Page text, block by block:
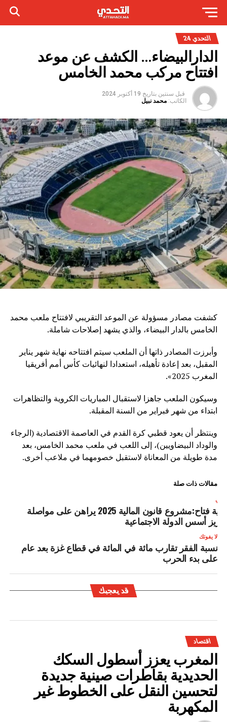
التحدي 24
الدارالبيضاء… الكشف عن موعد
افتتاح مركب محمد الخامس
قبل سنتين بتاريخ 19 أكتوبر 2024
الكاتب: محمد نبيل
كشفت مصادر مسؤولة عن الموعد التقريبي لافتتاح ملعب محمد
الخامس بالدار البيضاء، والذي يشهد إصلاحات شاملة.
وأبرزت المصادر ذاتها أن الملعب سيتم افتتاحه نهاية شهر يناير
المقبل، بعد إعادة تأهيله، استعدادا لنهائيات كأس أمم أفريقيا
المغرب 2025».
وسيكون الملعب جاهزا لاستقبال المباريات الكروية والتظاهرات
ابتداء من شهر فبراير من السنة المقبلة.
وينتظر أن يعود قطبي كرة القدم في العاصمة الاقتصادية (الرجاء
والوداد البيضاويين)، إلى اللعب في ملعب محمد الخامس، بعد
مدة طويلة من المعاناة لاستقبل خصومهما في ملاعب أخرى.
مقالات ذات صلة
نادية فتاح:مشروع قانون المالية 2025 يراهن على مواصلة
أسس الدولة الاجتماعية
لا يفوتك
نسبة الفقر تقارب مائة في المائة في قطاع غزة بعد عام
على بدء الحرب
قد يعجبك
اقتصاد
المغرب يعزز أسطول السكك
الحديدية بقاطرات صينية جديدة
لتحسين النقل على الخطوط غير
المكهربة